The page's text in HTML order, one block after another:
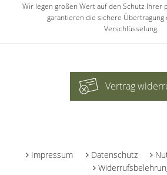
Wir legen großen Wert auf den Schutz Ihrer
garantieren die sichere Übertragung
Verschlüsselung.
Vertrag
Impressum Datenschutz